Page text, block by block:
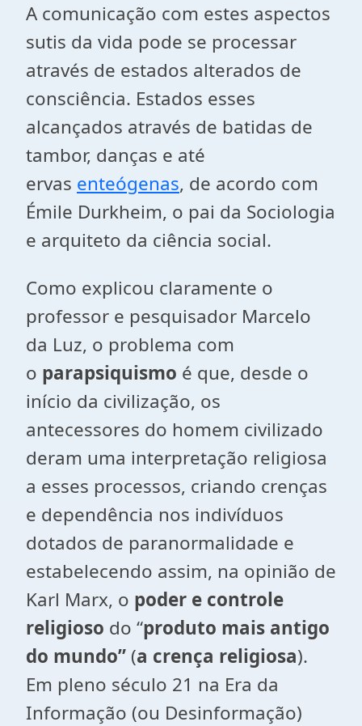
A comunicação com estes aspectos
sutis da vida pode se processar
através de estados alterados de
consciência. Estados esses
alcançados através de batidas de
tambor, danças e até
ervas enteógenas, de acordo com
Émile Durkheim, o pai da Sociologia
e arquiteto da ciência social.
Como explicou claramente o
professor e pesquisador Marcelo
da Luz, o problema com
o parapsiquismo é que, desde o
início da civilização, os
antecessores do homem civilizado
deram uma interpretação religiosa
a esses processos, criando crenças
e dependência nos indivíduos
dotados de paranormalidade e
estabelecendo assim, na opinião de
Karl Marx, o poder e controle
religioso do “produto mais antigo
do mundo” (a crença religiosa).
Em pleno século 21 na Era da
Informação (ou Desinformação)